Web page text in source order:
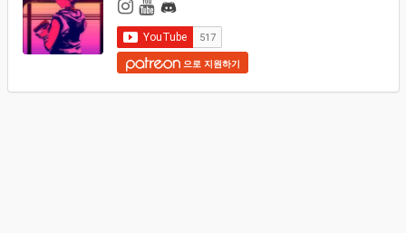
으로 지원하기